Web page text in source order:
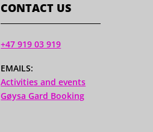
CONTACT US
+47 919 03 919
EMAILS:
Activities and events
Gøysa Gard Booking